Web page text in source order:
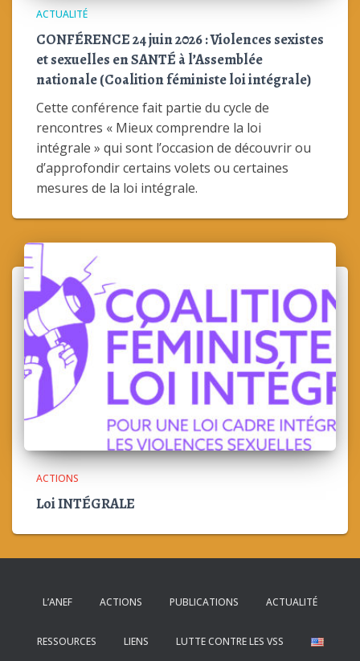
ACTUALITÉ
CONFÉRENCE 24 juin 2026 : Violences sexistes
et sexuelles en SANTÉ à l’Assemblée
nationale (Coalition féministe loi intégrale)
Cette conférence fait partie du cycle de
rencontres « Mieux comprendre la loi
intégrale » qui sont l’occasion de découvrir ou
d’approfondir certains volets ou certaines
mesures de la loi intégrale.
ACTIONS
Loi INTÉGRALE
L’ANEF ACTIONS PUBLICATIONS ACTUALITÉ
RESSOURCES LIENS LUTTE CONTRE LES VSS